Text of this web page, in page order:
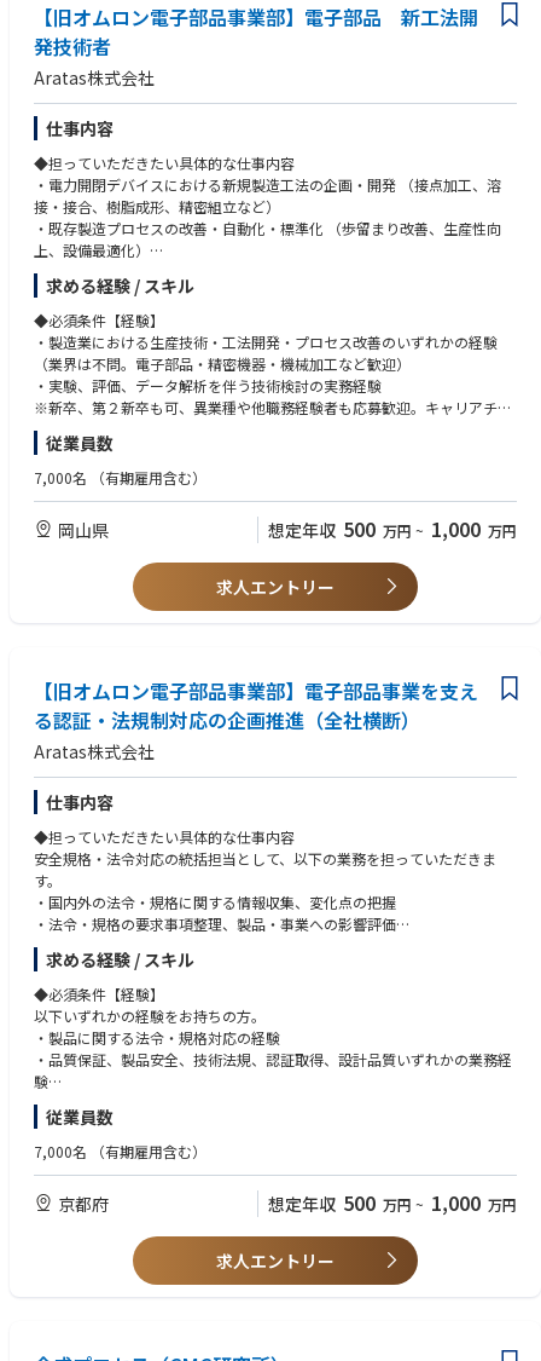
を提供​するモデルです。以下3つのロールに分かれており、複数施設をチ
ーム（ユニット）で担当することでフレキシブルに業務を分担し担当しま
す。
- Remote CRA：Site Managementの責任者(施設の主担当）、CTMとのメ
インコンタクト先
- On-site CRA：Remote CRAのリクエストに応じて施設訪問等、医療機関
で実施する業務を担当
- Assistant CRA：Remote CRAの管理下でSite Managementの各タスクを実
施
【旧オムロン電子部品事業部】電子部品 新工法開
発技術者
Aratas株式会社
仕事内容
◆担っていただきたい具体的な仕事内容
・電力開閉デバイスにおける新規製造工法の企画・開発 （接点加工、溶
接・接合、樹脂成形、精密組立など）
・既存製造プロセスの改善・自動化・標準化 （歩留まり改善、生産性向
上、設備最適化）
・新規工法の試作評価および量産導入支援
・国内外工場との連携によるグローバル生産技術展開
・工法開発に必要な実験計画立案、データ解析、品質評価
◆具体的な仕事内容に対しての期待する成果
・新規工法の確立による製品性能・信頼性の向上
・生産プロセスの改善による歩留まり向上・コスト低減
・技術標準化・ノウハウ蓄積によるグローバル工場の生産安定化
・データに基づく課題解決と、再現性の高い技術仕様の構築
・製品の根幹を支える製造工法そのものを創り出す醍醐味がある
・試作から量産まで一貫して関われるため、自分の技術が製品として形に
◆業界動向と自社事業の特徴
・RY,SW,CN他メカコンポ事業中心を民生産業多岐にわたりグローバルに
展開。数10年の事業・技術で培われた大量生産・高品質やアプリフィット
商品が強み。
・環境や省エネトレンド背景にエネルギー・EV分野他、他高圧電源のニー
ズに合わせた商品を強化中。
求める経験 / スキル
◆必須条件【経験】
・製造業における生産技術・工法開発・プロセス改善のいずれかの経験
（業界は不問。電子部品・精密機器・機械加工など歓迎）
・実験、評価、データ解析を伴う技術検討の実務経験
※新卒、第２新卒も可、異業種や他職務経験者も応募歓迎。キャリアチェ
ンジしたい方も歓迎。その場合、職務経験で判断。
◆必須条件【スキル】
＊エンジニア系職務であれば異業種や他職務経験者も応募歓迎。キャリア
チェンジしたい方も歓迎。その場合、職務経験で判断。
・電子部品・精密機器・機械加工などの分野での工法開発・生産技術経験
・3D CAD、CAE などを用いた設計・解析スキル
・英語での技術コミュニケーション経験（読み書きレベルでも可）
◆歓迎する人物像
・ものづくりに強い興味を持ち、現場で手を動かしながら技術を深めたい
方
・課題を自ら見つけ、仮説立案・検証を主体的に進められる方
・データや事実に基づいて論理的に考え、改善策を導き出せる方
・新しい技術や工法に対して柔軟に挑戦できる探求心・向上心のある方
・失敗を恐れず、試行錯誤を楽しめる方
◆使用する開発言語・ソフト・装置/機器等
・Office365(Outlook、Teams、Word、Excel、PowerPoint等)
・3D-CAD（Solidworks)
従業員数
7,000名 （有期雇用含む）
岡山県 想定年収 500 万円 ~ 1,000 万円
求人エントリー
【旧オムロン電子部品事業部】電子部品事業を支え
る認証・法規制対応の企画推進（全社横断）
Aratas株式会社
仕事内容
◆担っていただきたい具体的な仕事内容
安全規格・法令対応の統括担当として、以下の業務を担っていただきま
す。
・国内外の法令・規格に関する情報収集、変化点の把握
・法令・規格の要求事項整理、製品・事業への影響評価
・影響評価結果に基づく対応方針の立案
・開発・品質・製造・事業部門など関係部門との調整・合意形成
・法令遵守・規格適合を確実に行うための社内ルール・手順の整備
・認証維持や法令対応に関するリスク課題の抽出・対応推進
・関係者が継続的に実行できる業務プロセスの構築
・将来的には、業界団体や標準化機関における規格策定・改訂活動への参
画
◆具体的な仕事内容に対しての期待する成果
・法令・規格の変化点を早期に把握し、製品・事業への影響をわかりやす
く整理できている
・関係部門が取るべき対応を明確にし、対応遅れや認証リスクを未然に防
止できている
ある形に整備できている
・開発・品質・製造などの関係部門と連携し、実行可能な対応方針を推進
求める経験 / スキル
◆必須条件【経験】
以下いずれかの経験をお持ちの方。
・製品に関する法令・規格対応の経験
・品質保証、製品安全、技術法規、認証取得、設計品質いずれかの業務経
験
・関係部門と連携しながら業務改善やプロジェクトを推進した経験
・社内ルール、業務手順、業務フローの整備・運用に関わった経験
・法令・規格要求やリスクを論理的に整理できる力
・複雑な内容を関係者にわかりやすく説明できる力
・開発・品質・製造などの関係部門と連携して業務を進めるコミュニケー
・課題を整理し、対応方針を立てて実行に移す推進力
従業員数
7,000名 （有期雇用含む）
京都府 想定年収 500 万円 ~ 1,000 万円
求人エントリー